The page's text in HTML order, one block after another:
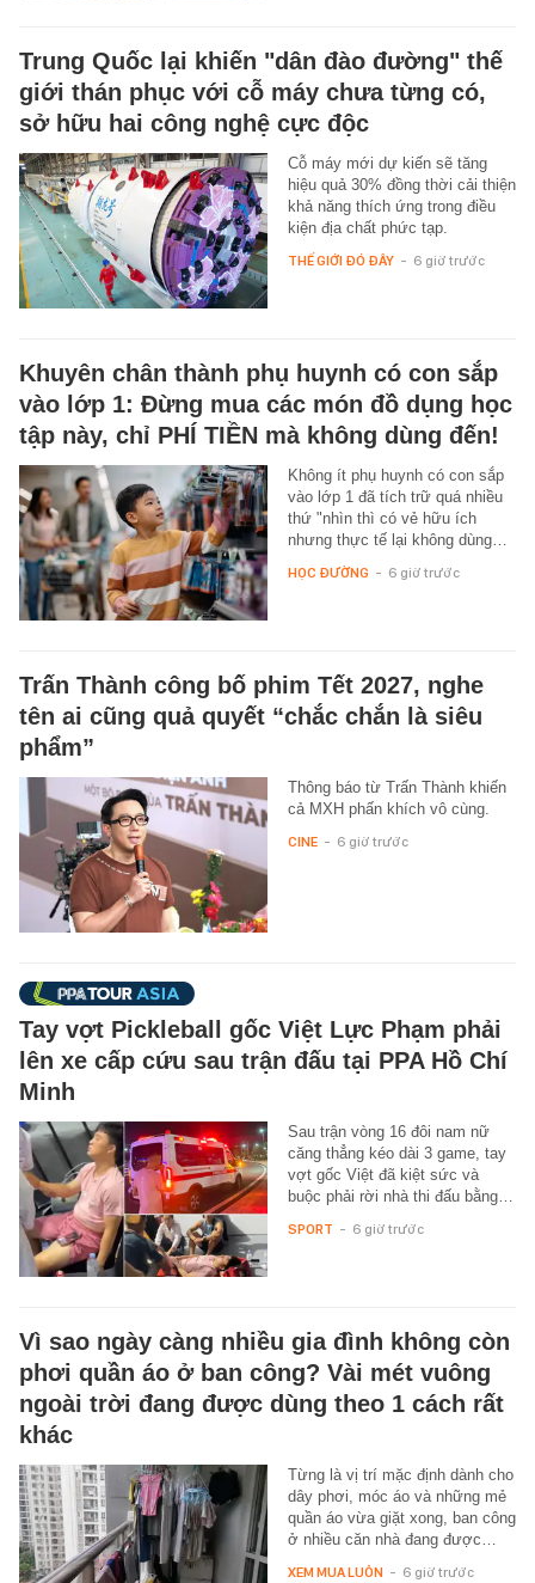
Trung Quốc lại khiến "dân đào đường" thế
giới thán phục với cỗ máy chưa từng có,
sở hữu hai công nghệ cực độc
Cỗ máy mới dự kiến sẽ tăng
hiệu quả 30% đồng thời cải thiện
khả năng thích ứng trong điều
kiện địa chất phức tạp.
THẾ GIỚI ĐÓ ĐÂY - 6 giờ trước
Khuyên chân thành phụ huynh có con sắp
vào lớp 1: Đừng mua các món đồ dụng học
tập này, chỉ PHÍ TIỀN mà không dùng đến!
Không ít phụ huynh có con sắp
vào lớp 1 đã tích trữ quá nhiều
thứ "nhìn thì có vẻ hữu ích
nhưng thực tế lại không dùng…
HỌC ĐƯỜNG - 6 giờ trước
Trấn Thành công bố phim Tết 2027, nghe
tên ai cũng quả quyết “chắc chắn là siêu
phẩm”
Thông báo từ Trấn Thành khiến
cả MXH phấn khích vô cùng.
CINE - 6 giờ trước
Tay vợt Pickleball gốc Việt Lực Phạm phải
lên xe cấp cứu sau trận đấu tại PPA Hồ Chí
Minh
Sau trận vòng 16 đôi nam nữ
căng thẳng kéo dài 3 game, tay
vợt gốc Việt đã kiệt sức và
buộc phải rời nhà thi đấu bằng…
SPORT - 6 giờ trước
Vì sao ngày càng nhiều gia đình không còn
phơi quần áo ở ban công? Vài mét vuông
ngoài trời đang được dùng theo 1 cách rất
khác
Từng là vị trí mặc định dành cho
dây phơi, móc áo và những mẻ
quần áo vừa giặt xong, ban công
ở nhiều căn nhà đang được…
XEM MUA LUÔN - 6 giờ trước